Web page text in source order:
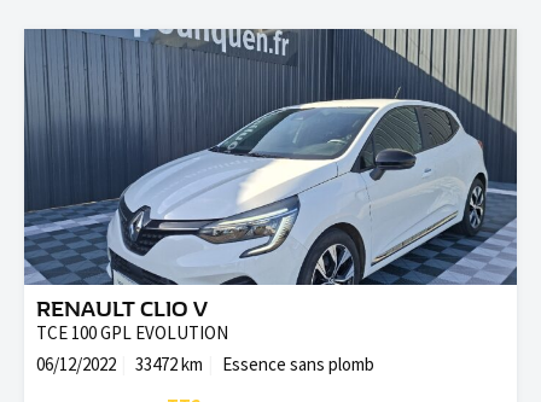
RENAULT CLIO V
TCE 100 GPL EVOLUTION
06/12/2022
33472 km Essence sans plomb